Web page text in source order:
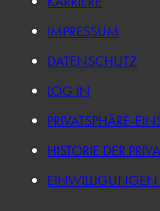
IMPRESSUM
DATENSCHUTZ
LOG IN
PRIVATSPHÄRE-
HISTORIE DER
EINWILLIGUNGEN